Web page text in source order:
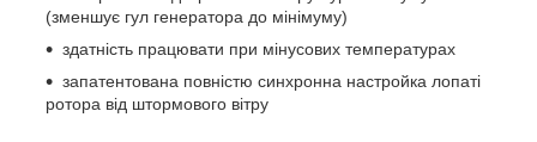
(зменшує гул генератора до мінімуму)
здатність працювати при мінусових температурах
запатентована повністю синхронна настройка лопаті
ротора від штормового вітру